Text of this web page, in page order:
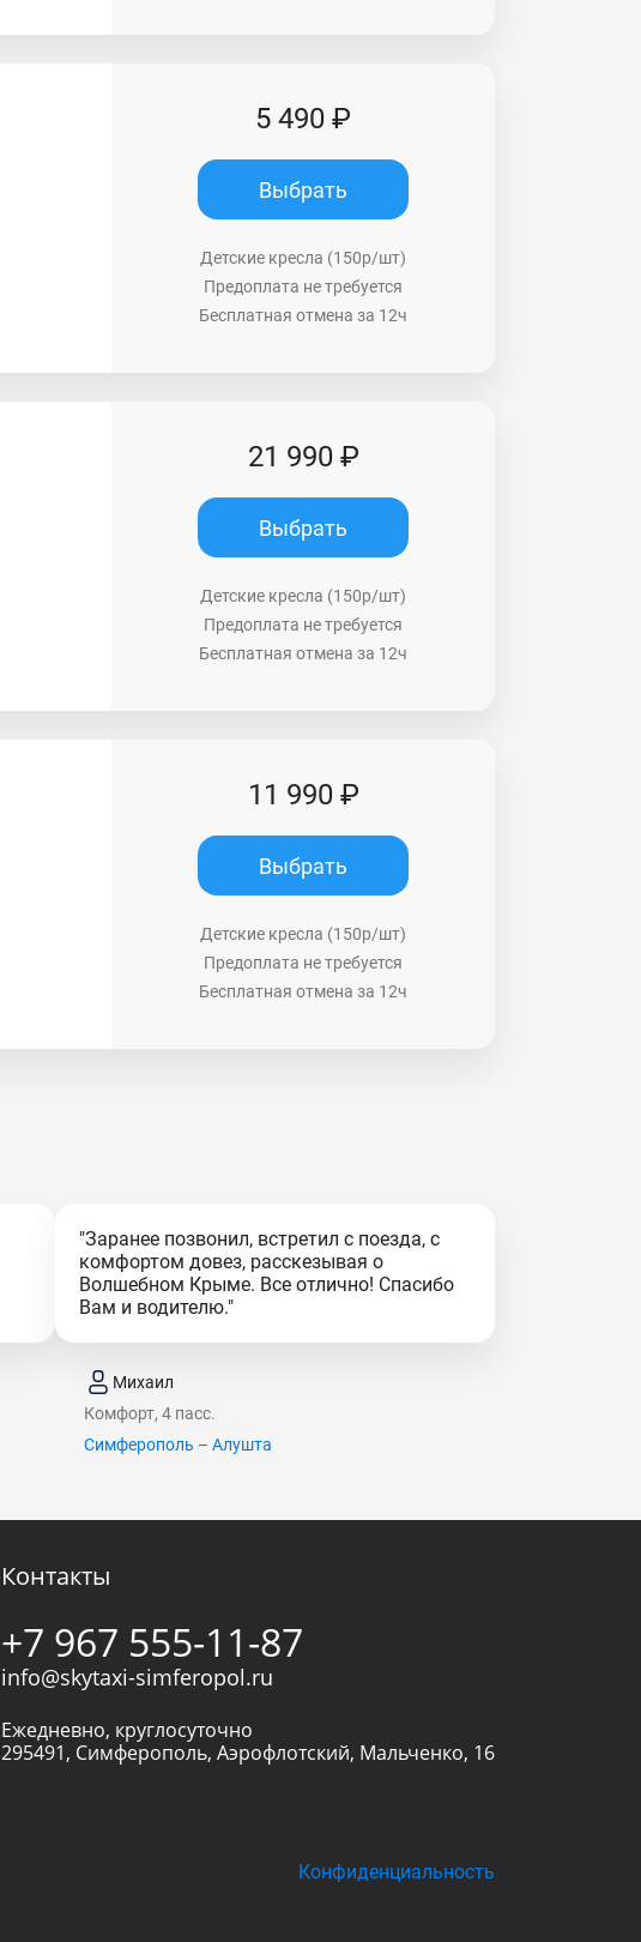
5 490 ₽
Выбрать
Детские кресла (150р/шт)
Предоплата не требуется
Бесплатная отмена за 12ч
21 990 ₽
Выбрать
Детские кресла (150р/шт)
Предоплата не требуется
Бесплатная отмена за 12ч
11 990 ₽
Выбрать
Детские кресла (150р/шт)
Предоплата не требуется
Бесплатная отмена за 12ч
"Заранее позвонил, встретил с поезда, с
комфортом довез, расскезывая о
Волшебном Крыме. Все отлично! Спасибо
Вам и водителю."
Михаил
Комфорт, 4 пасс.
Симферополь – Алушта
Контакты
+7 967 555-11-87
info@skytaxi-simferopol.ru
Ежедневно, круглосуточно
295491, Симферополь, Аэрофлотский, Мальченко, 16
Конфиденциальность